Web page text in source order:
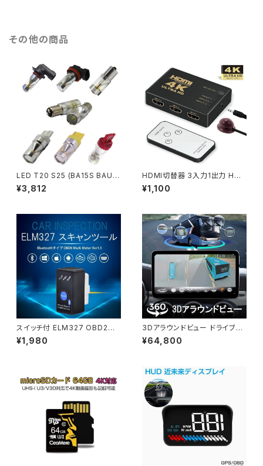
その他の商品
LED T20 S25 (BA15S BAU15
S BAY15D) H8 H11 HB3 HB4
HIR2 CREE LED 750lm フォ
¥3,812
HDMI切替器 3入力1出力 HD
MI セレクター 4K 2K FHD 3D
映像対応 USB給電ケーブル リ
¥1,100
スイッチ付 ELM327 OBD2汎
用スキャンツール（V1.5） Bluet
ooth仕様 iOS Android カー
¥1,980
3Dアラウンドビュー ドライブレ
コーダー 中型大型車対応 108
0P AHD対応 Sonyレンズ 全方
¥64,800